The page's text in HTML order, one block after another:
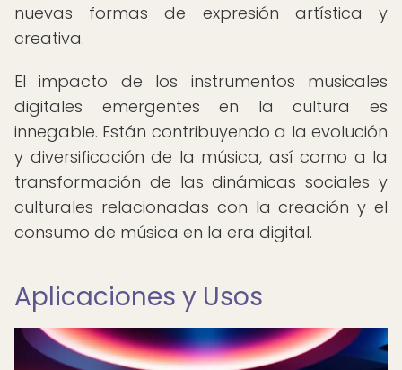
nuevas formas de expresión artística y
creativa.
El impacto de los instrumentos musicales
digitales emergentes en la cultura es
innegable. Están contribuyendo a la evolución
y diversificación de la música, así como a la
transformación de las dinámicas sociales y
culturales relacionadas con la creación y el
consumo de música en la era digital.
Aplicaciones y Usos